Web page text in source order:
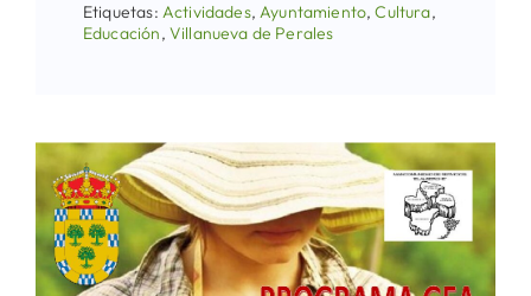
Etiquetas: Actividades,Ayuntamiento,Cultura,
Educación, Villanueva de Perales